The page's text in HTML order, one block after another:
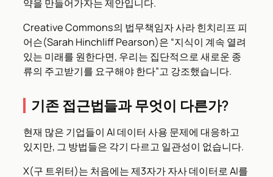
약을 만들어가자는 제안입니다.
Creative Commons의 법무책임자 사라 힌치리프 피
어슨(Sarah Hinchliff Pearson)은 “지식이 계속 열려
있는 미래를 원한다면, 우리는 집단적으로 새로운 종
류의 주고받기를 요구해야 한다”고 강조했습니다.
기존 접근법들과 무엇이 다른가?
현재 많은 기업들이 AI 데이터 사용 문제에 대응하고
있지만, 그 방법들은 각기 다르고 일관성이 없습니다.
X(구 트위터)는 처음에는 제3자가 자사 데이터로 AI를